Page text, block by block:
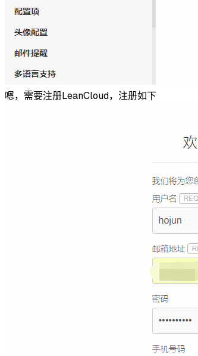
嗯，需要注册LeanCloud，注册如下